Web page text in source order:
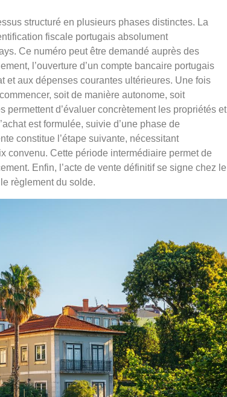
structuré en plusieurs phases distinctes. La
fiscale portugais absolument
Ce numéro peut être demandé auprès des
l’ouverture d’un compte bancaire portugais
et aux dépenses courantes ultérieures. Une fois
soit de manière autonome, soit
d’évaluer concrètement les propriétés et
est formulée, suivie d’une phase de
constitue l’étape suivante, nécessitant
convenu. Cette période intermédiaire permet de
Enfin, l’acte de vente définitif se signe chez le
règlement du solde.